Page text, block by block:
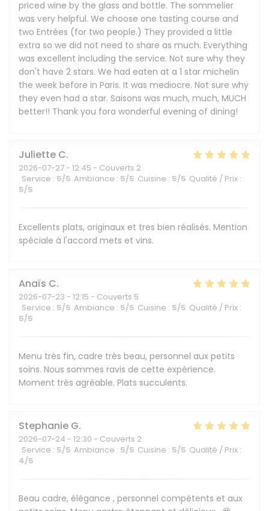
priced wine by the glass and bottle. The sommelier
was very helpful. We choose one tasting course and
two Entrées (for two people.) They provided a little
extra so we did not need to share as much. Everything
was excellent including the service. Not sure why they
don't have 2 stars. We had eaten at a 1 star michelin
the week before in Paris. It was mediocre. Not sure why
they even had a star. Saisons was much, much, MUCH
better!! Thank you fora wonderful evening of dining!
Juliette C
2026-07-27 - 12:45 - Couverts 2
Service : 5/5 Ambiance : 5/5 Cuisine : 5/5 Qualité / Prix :
5/5
Excellents plats, originaux et tres bien réalisés. Mention
spéciale à l'accord mets et vins.
Anaïs C
2026-07-23 - 12:15 - Couverts 5
Service : 5/5 Ambiance : 5/5 Cuisine : 5/5 Qualité / Prix :
5/5
Menu très fin, cadre très beau, personnel aux petits
soins. Nous sommes ravis de cette expérience.
Moment très agréable. Plats succulents.
Stephanie G
2026-07-24 - 12:30 - Couverts 2
Service : 5/5 Ambiance : 5/5 Cuisine : 5/5 Qualité / Prix :
4/5
Beau cadre, élégance , personnel compétents et aux